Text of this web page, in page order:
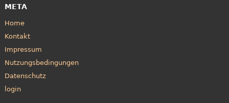
META
Home
Kontakt
Impressum
Nutzungsbedingungen
Datenschutz
login